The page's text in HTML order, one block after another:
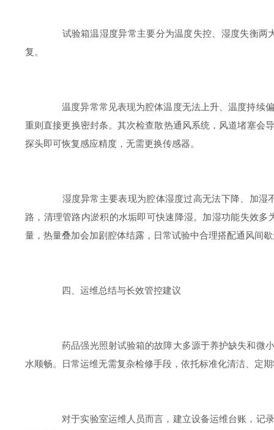
试验箱温湿度异常主要分为温度失控、湿度失衡两
复。
温度异常常见表现为腔体温度无法上升、温度持续偏
重则直接更换密封条。其次检查散热通风系统，风道堵塞会
探头即可恢复感应精度，无需更换传感器。
湿度异常主要表现为腔体湿度过高无法下降、加湿
路，清理管路内淤积的水垢即可快速降湿。加湿功能失效
量，热量叠加会加剧腔体结露，日常试验中合理搭配通风间
四、运维总结与长效管控建议
药品强光照射试验箱的故障大多源于养护缺失和微小
水顺畅。日常运维无需复杂检修手段，依托标准化清洁、定
对于实验室运维人员而言，建立设备运维台账，记录